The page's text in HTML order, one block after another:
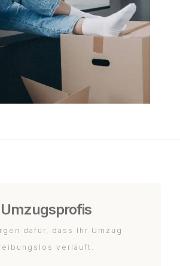
Umzugsprofis
dafür, dass Ihr Umzug
verläuft.